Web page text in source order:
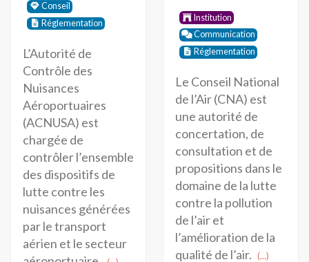
Conseil
Réglementation
L’Autorité de
Contrôle des
Nuisances
Aéroportuaires
(ACNUSA) est
chargée de
contrôler l’ensemble
des dispositifs de
lutte contre les
nuisances générées
par le transport
aérien et le secteur
Institution
Communication
Réglementation
Le Conseil National
de l’Air (CNA) est
une autorité de
concertation, de
consultation et de
propositions dans le
domaine de la lutte
contre la pollution
de l’air et
l’amélioration de la
qualité de l’air. (...)